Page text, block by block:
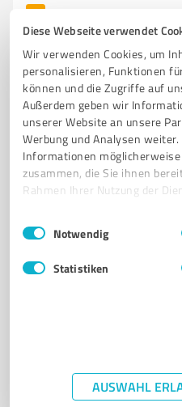
Diese Webseite verwendet
Wir verwenden Cookies, um
personalisieren, Funktionen
können und die Zugriffe auf
Außerdem geben wir
unserer Website an unsere
Werbung und Analysen
Informationen
zusammen, die Sie ihnen
Rahmen Ihrer Nutzung der
Impressum
Einwilligungsauswahl
Notwendig
Statistiken
AUSWAHL
6
MarBe Media
Ihre externe Marketing-
Ausreden.
SOCIAL MEDIA WERBEANZEIGEN
RECRUITING MEHR KUNDEN
Denecken Heide 9,
Tel. +49 1573 5451169
20 Bewertungen (2
VINTEGO - IT-
IT Consult